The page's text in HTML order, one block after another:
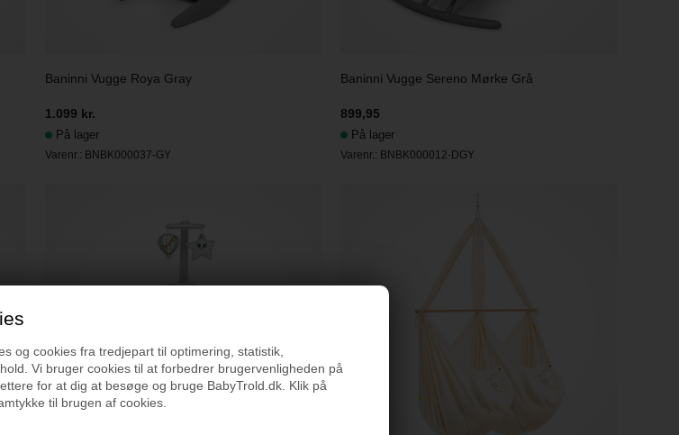
og cookies fra tredjepart til optimering, statistik,
Vi bruger cookies til at forbedrer brugervenligheden på
for at dig at besøge og bruge BabyTrold.dk. Klik på
til brugen af cookies.
Baninni Vugge Roya Gray
1.099 kr.
På lager
Varenr.: BNBK000037-GY
Baninni Vugge Sereno Mørke Grå
899,95
På lager
Varenr.: BNBK000012-DGY